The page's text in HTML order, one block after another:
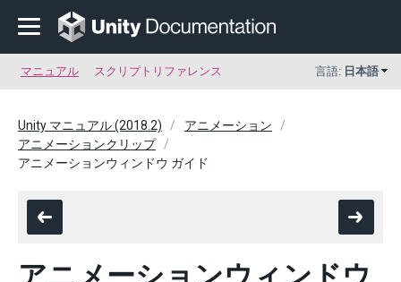
マニュアル スクリプトリファレンス 言語: 日本語
Unity マニュアル (2018.2)
アニメーション
アニメーションクリップ
アニメーションウィンドウ ガイド